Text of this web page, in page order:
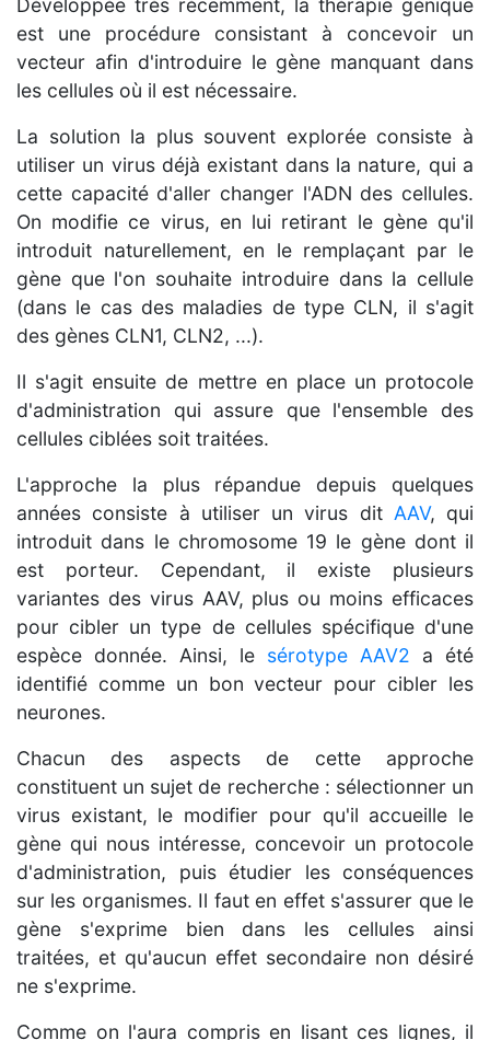
est une procédure consistant à concevoir un
vecteur afin d'introduire le gène manquant dans
les cellules où il est nécessaire.
La solution la plus souvent explorée consiste à
utiliser un virus déjà existant dans la nature, qui a
cette capacité d'aller changer l'ADN des cellules.
On modifie ce virus, en lui retirant le gène qu'il
introduit naturellement, en le remplaçant par le
gène que l'on souhaite introduire dans la cellule
(dans le cas des maladies de type CLN, il s'agit
des gènes CLN1, CLN2, ...).
Il s'agit ensuite de mettre en place un protocole
d'administration qui assure que l'ensemble des
cellules ciblées soit traitées.
L'approche la plus répandue depuis quelques
années consiste à utiliser un virus dit AAV, qui
introduit dans le chromosome 19 le gène dont il
est porteur. Cependant, il existe plusieurs
variantes des virus AAV, plus ou moins efficaces
pour cibler un type de cellules spécifique d'une
espèce donnée. Ainsi, le sérotype AAV2 a été
identifié comme un bon vecteur pour cibler les
neurones.
Chacun des aspects de cette approche
constituent un sujet de recherche : sélectionner un
virus existant, le modifier pour qu'il accueille le
gène qui nous intéresse, concevoir un protocole
d'administration, puis étudier les conséquences
sur les organismes. Il faut en effet s'assurer que le
gène s'exprime bien dans les cellules ainsi
traitées, et qu'aucun effet secondaire non désiré
ne s'exprime.
Comme on l'aura compris en lisant ces lignes, il